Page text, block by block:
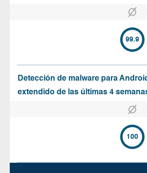
99.9
Detección de malware para
extendido de las últimas 4
100